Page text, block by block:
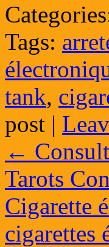
Tags:
tank,
post |
←
Tarots
Cigarette
cigarettes